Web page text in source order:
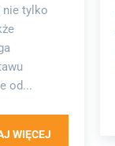
nie tylko
od...
WIĘCEJ